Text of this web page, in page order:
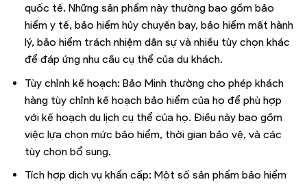
quốc tế. Những sản phẩm này thường bao gồm bảo
hiểm y tế, bảo hiểm hủy chuyến bay, bảo hiểm mất hành
lý, bảo hiểm trách nhiệm dân sự và nhiều tùy chọn khác
để đáp ứng nhu cầu cụ thể của du khách.
Tùy chỉnh kế hoạch: Bảo Minh thường cho phép khách
hàng tùy chỉnh kế hoạch bảo hiểm của họ để phù hợp
với kế hoạch du lịch cụ thể của họ. Điều này bao gồm
việc lựa chọn mức bảo hiểm, thời gian bảo vệ, và các
tùy chọn bổ sung.
Tích hợp dịch vụ khẩn cấp: Một số sản phẩm bảo hiểm